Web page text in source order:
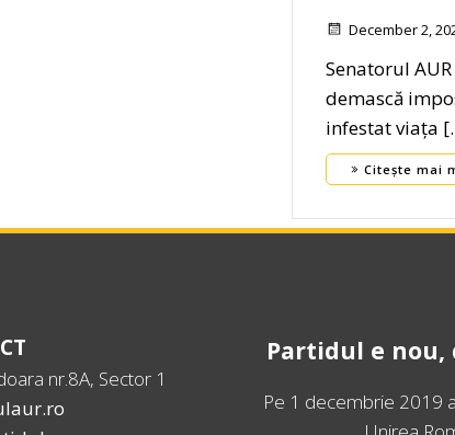
December 2,
Senatorul
demască
infestat viața
Citește mai
nr.8A, Sector 1
Partidul e nou,
Pe 1 decembrie 2019